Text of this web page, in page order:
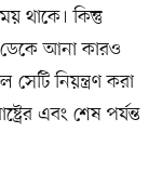
থাকে। কিন্তু
ডেকে আনা কারও
নিয়ন্ত্রণ করা
এবং শেষ পর্যন্ত